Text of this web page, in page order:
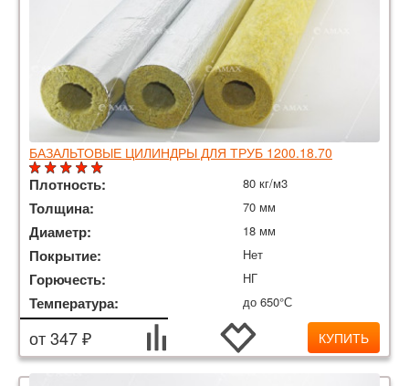
БАЗАЛЬТОВЫЕ ЦИЛИНДРЫ ДЛЯ ТРУБ 1200.18.70
Плотность: 80 кг/м3
Толщина: 70 мм
Диаметр: 18 мм
Покрытие: Нет
Горючесть: НГ
Температура: до 650°С
от 347 ₽ КУПИТЬ